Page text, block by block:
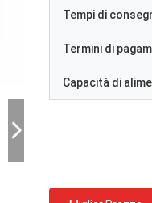
Tempi di
Termini di
Capacità di